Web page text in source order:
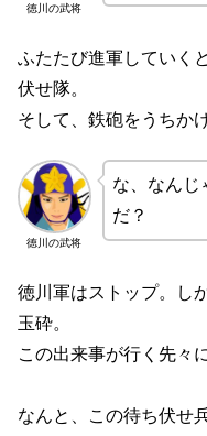
徳川の武将
ふたたび進軍していく
伏せ隊。
そして、鉄砲をうちか
徳川の武将
な、なんじ
だ？
徳川軍はストップ。し
玉砕。
この出来事が行く先々
なんと、この待ち伏せ